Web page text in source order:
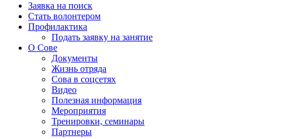
Заявка на поиск
Стать волонтером
Профилактика
Подать заявку на занятие
О Сове
Документы
Жизнь отряда
Сова в соцсетях
Видео
Полезная информация
Мероприятия
Тренировки, семинары
Партнеры